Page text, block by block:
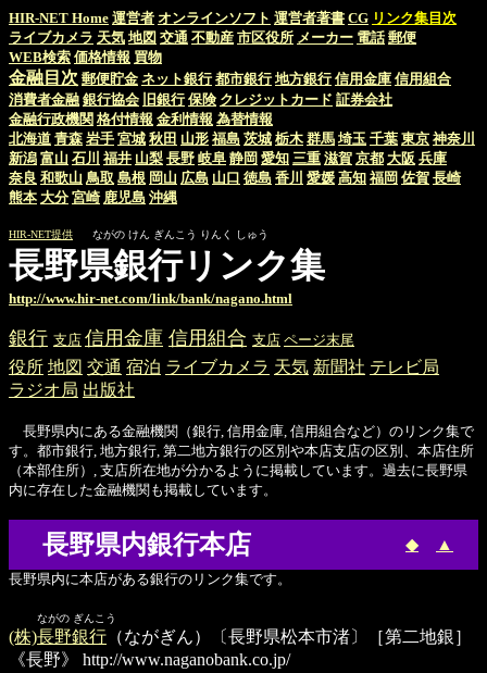
HIR-NET Home 運営者 オンラインソフト 運営者著書 CG リンク集目次
ライブカメラ 天気 地図 交通 不動産 市区役所 メーカー 電話 郵便
WEB検索 価格情報 買物
金融目次 郵便貯金 ネット銀行 都市銀行 地方銀行 信用金庫 信用組合
消費者金融 銀行協会 旧銀行 保険 クレジットカード 証券会社
金融行政機関 格付情報 金利情報 為替情報
北海道 青森 岩手 宮城 秋田 山形 福島 茨城 栃木 群馬 埼玉 千葉 東京 神奈川
新潟 富山 石川 福井 山梨 長野 岐阜 静岡 愛知 三重 滋賀 京都 大阪 兵庫
奈良 和歌山 鳥取 島根 岡山 広島 山口 徳島 香川 愛媛 高知 福岡 佐賀 長崎
熊本 大分 宮崎 鹿児島 沖縄
HIR-NET提供 ながの けん ぎんこう りんく しゅう
長野県銀行リンク集
http://www.hir-net.com/link/bank/nagano.html
銀行 支店 信用金庫 信用組合 支店 ページ末尾
役所 地図 交通 宿泊 ライブカメラ 天気 新聞社 テレビ局
ラジオ局 出版社
長野県内にある金融機関（銀行, 信用金庫, 信用組合など）のリンク集で
す。都市銀行, 地方銀行, 第二地方銀行の区別や本店支店の区別、本店住所
（本部住所）, 支店所在地が分かるように掲載しています。過去に長野県
内に存在した金融機関も掲載しています。
長野県内銀行本店 ◆ ▲
長野県内に本店がある銀行のリンク集です。
ながの ぎんこう
(株)長野銀行 （ながぎん）〔長野県松本市渚〕［第二地銀］
《長野》
http://www.naganobank.co.jp/